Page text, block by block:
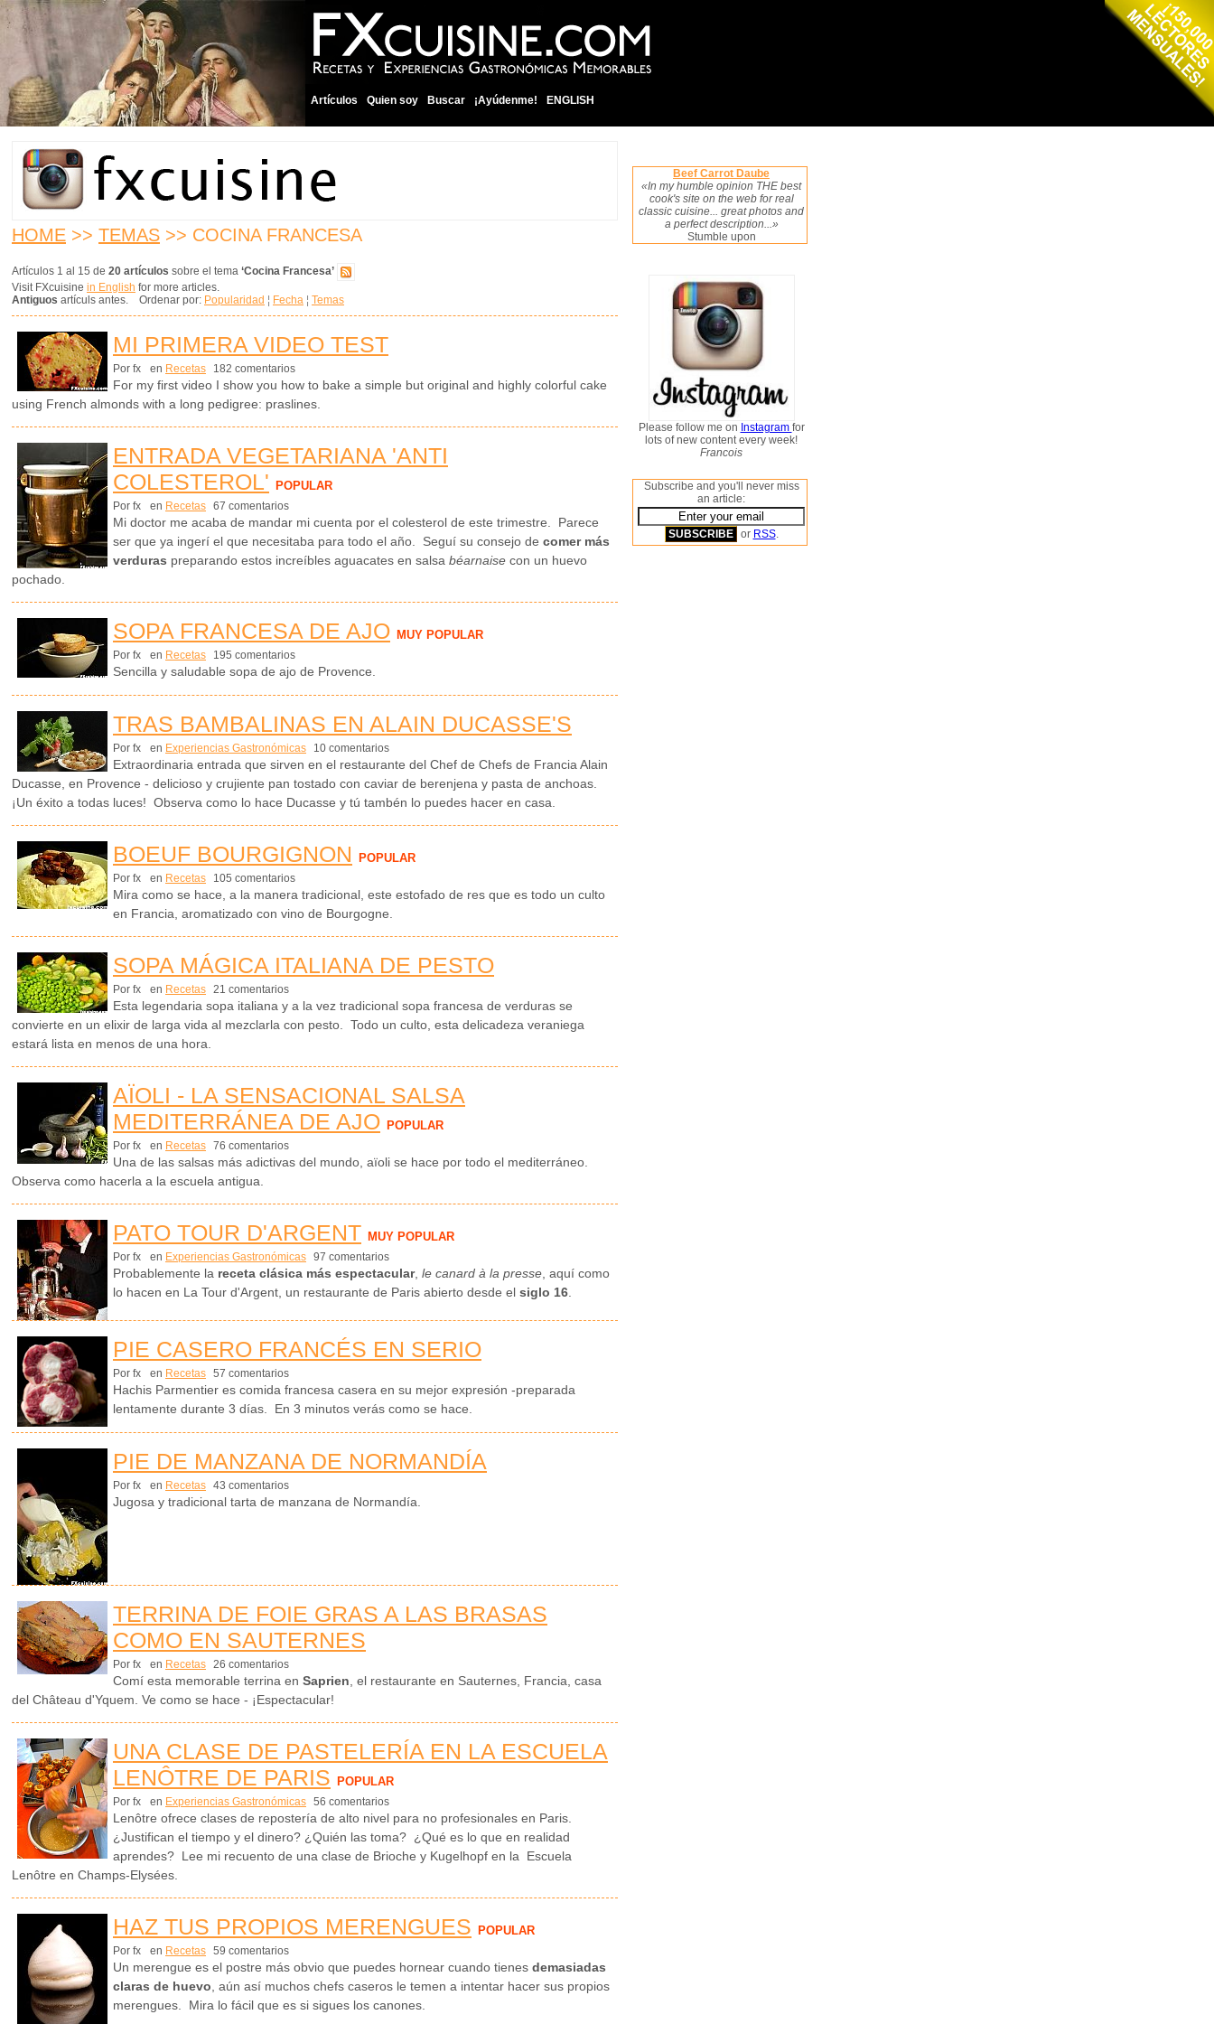
Artículos Quien soy Buscar ¡Ayúdenme! ENGLISH
HOME >> TEMAS >> COCINA FRANCESA
Artículos 1 al 15 de 20 artículos sobre el tema ‘Cocina Francesa’
Visit FXcuisine in English for more articles.
Antiguos artículs antes. Ordenar por: Popularidad ¦ Fecha ¦ Temas
MI PRIMERA VIDEO TEST
Por fx en Recetas 182 comentarios
For my first video I show you how to bake a simple but original and highly colorful cake
using French almonds with a long pedigree: praslines.
ENTRADA VEGETARIANA 'ANTI
COLESTEROL'
POPULAR
Por fx en Recetas 67 comentarios
Mi doctor me acaba de mandar mi cuenta por el colesterol de este trimestre. Parece
ser que ya ingerí el que necesitaba para todo el año. Seguí su consejo de comer más
verduras preparando estos increíbles aguacates en salsa béarnaise con un huevo
pochado.
SOPA FRANCESA DE AJO MUY POPULAR
Por fx en Recetas 195 comentarios
Sencilla y saludable sopa de ajo de Provence.
TRAS BAMBALINAS EN ALAIN DUCASSE'S
Por fx en Experiencias Gastronómicas 10 comentarios
Extraordinaria entrada que sirven en el restaurante del Chef de Chefs de Francia Alain
Ducasse, en Provence - delicioso y crujiente pan tostado con caviar de berenjena y pasta de anchoas.
¡Un éxito a todas luces! Observa como lo hace Ducasse y tú tambén lo puedes hacer en casa.
BOEUF BOURGIGNON POPULAR
Por fx en Recetas 105 comentarios
Mira como se hace, a la manera tradicional, este estofado de res que es todo un culto
en Francia, aromatizado con vino de Bourgogne.
SOPA MÁGICA ITALIANA DE PESTO
Por fx en Recetas 21 comentarios
Esta legendaria sopa italiana y a la vez tradicional sopa francesa de verduras se
convierte en un elixir de larga vida al mezclarla con pesto. Todo un culto, esta delicadeza veraniega
estará lista en menos de una hora.
AÏOLI - LA SENSACIONAL SALSA
MEDITERRÁNEA DE AJO POPULAR
Por fx en Recetas 76 comentarios
Una de las salsas más adictivas del mundo, aïoli se hace por todo el mediterráneo.
Observa como hacerla a la escuela antigua.
PATO TOUR D'ARGENT MUY POPULAR
Por fx en Experiencias Gastronómicas 97 comentarios
Probablemente la receta clásica más espectacular, le canard à la presse, aquí como
lo hacen en La Tour d'Argent, un restaurante de Paris abierto desde el siglo 16.
PIE CASERO FRANCÉS EN SERIO
Por fx en Recetas 57 comentarios
Hachis Parmentier es comida francesa casera en su mejor expresión -preparada
lentamente durante 3 días. En 3 minutos verás como se hace.
PIE DE MANZANA DE NORMANDÍA
Por fx en Recetas 43 comentarios
Jugosa y tradicional tarta de manzana de Normandía.
TERRINA DE FOIE GRAS A LAS BRASAS
COMO EN SAUTERNES
Por fx en Recetas 26 comentarios
Comí esta memorable terrina en Saprien , el restaurante en Sauternes, Francia, casa
del Château d'Yquem. Ve como se hace - ¡Espectacular!
UNA CLASE DE PASTELERÍA EN LA ESCUELA
LENÔTRE DE PARIS
POPULAR
Por fx en Experiencias Gastronómicas 56 comentarios
Lenôtre ofrece clases de repostería de alto nivel para no profesionales en Paris.
¿Justifican el tiempo y el dinero? ¿Quién las toma? ¿Qué es lo que en realidad
aprendes? Lee mi recuento de una clase de Brioche y Kugelhopf en la Escuela
Lenôtre en Champs-Elysées.
HAZ TUS PROPIOS MERENGUES POPULAR
Por fx en Recetas 59 comentarios
Un merengue es el postre más obvio que puedes hornear cuando tienes demasiadas
claras de huevo , aún así muchos chefs caseros le temen a intentar hacer sus propios
merengues. Mira lo fácil que es si sigues los canones.
Beef Carrot Daube
«In my humble opinion THE best
cook's site on the web for real
classic cuisine... great photos and
a perfect description...»
Stumble upon
Please follow me on Instagram for
lots of new content every week!
Francois
Subscribe and you'll never miss
an article:
or RSS.